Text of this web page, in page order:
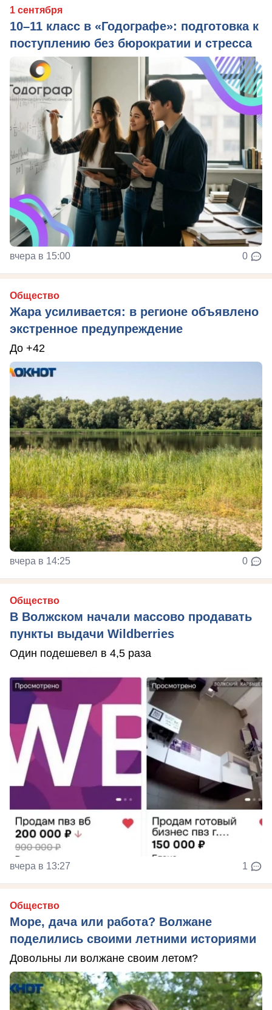
1 сентября
10–11 класс в «Годографе»: подготовка к
поступлению без бюрократии и стресса
вчера в 15:00 0
Общество
Жара усиливается: в регионе объявлено
экстренное предупреждение
До +42
вчера в 14:25 0
Общество
В Волжском начали массово продавать
пункты выдачи Wildberries
Один подешевел в 4,5 раза
вчера в 13:27 1
Общество
Море, дача или работа? Волжане
поделились своими летними историями
Довольны ли волжане своим летом?